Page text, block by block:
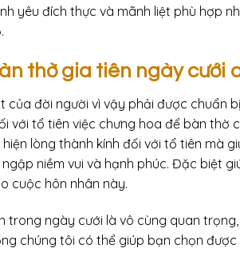
yêu đích thực và mãnh liệt phù hợp
thờ gia tiên ngày cưới
của đời người vì vậy phải được chuẩn
với tổ tiên việc chưng hoa để bàn
lòng thành kính đối với tổ tiên mà
niềm vui và hạnh phúc. Đặc biệt
cuộc hôn nhân này.
trong ngày cưới là vô cùng quan
chúng tôi có thể giúp bạn chọn